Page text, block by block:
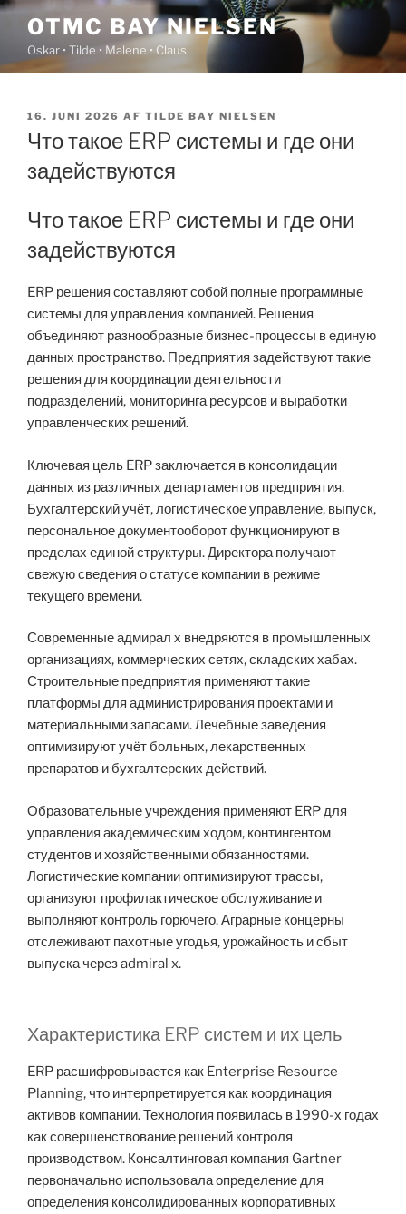
Videre
indhold
OTMC BAY NIELSEN
Oskar • Tilde • Malene • Claus
UDGIVET
DEN
16. JUNI 2026 AF TILDE BAY NIELSEN
Что такое ERP системы и где они
задействуются
Что такое ERP системы и где они
задействуются
ERP решения составляют собой полные программные
системы для управления компанией. Решения
объединяют разнообразные бизнес-процессы в единую
данных пространство. Предприятия задействуют такие
решения для координации деятельности
подразделений, мониторинга ресурсов и выработки
управленческих решений.
Ключевая цель ERP заключается в консолидации
данных из различных департаментов предприятия.
Бухгалтерский учёт, логистическое управление, выпуск,
персональное документооборот функционируют в
пределах единой структуры. Директора получают
свежую сведения о статусе компании в режиме
текущего времени.
Современные адмирал х внедряются в промышленных
организациях, коммерческих сетях, складских хабах.
Строительные предприятия применяют такие
платформы для администрирования проектами и
материальными запасами. Лечебные заведения
оптимизируют учёт больных, лекарственных
препаратов и бухгалтерских действий.
Образовательные учреждения применяют ERP для
управления академическим ходом, контингентом
студентов и хозяйственными обязанностями.
Логистические компании оптимизируют трассы,
организуют профилактическое обслуживание и
выполняют контроль горючего. Аграрные концерны
отслеживают пахотные угодья, урожайность и сбыт
выпуска через admiral x.
Характеристика ERP систем и их цель
ERP расшифровывается как Enterprise Resource
Planning, что интерпретируется как координация
активов компании. Технология появилась в 1990-х годах
как совершенствование решений контроля
производством. Консалтинговая компания Gartner
первоначально использовала определение для
определения консолидированных корпоративных